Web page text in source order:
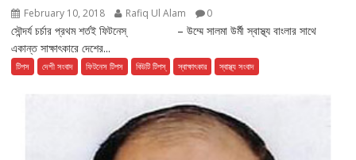
February 10, 2018 Rafiq Ul Alam 0
সৌন্দর্য চর্চার প্রথম শর্তই ফিটনেস্ – উম্মে সালমা উর্মী স্বাস্থ্য বাংলার সাথে
একান্ত সাক্ষাৎকারে দেশের...
টিপস দেশী সংবাদ ফিটনেস টিপস বিউটি টিপস্ স্বাক্ষাৎকার স্বাস্থ্য সংবাদ